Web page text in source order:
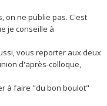
on ne publie pas. C'est
je conseille à
vous reporter aux deux
d'après-colloque,
à faire "du bon boulot"